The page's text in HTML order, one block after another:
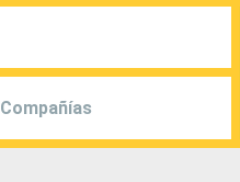
Compañías